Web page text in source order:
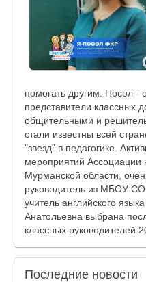
помогать другим. Посол -
представители классных
общительными и
стали известны всей
"звезд" в педагогике.
мероприятий Ассоциации
Мурманской области,
руководитель из МБОУ
учитель английского
Анатольевна выбрана
классных руководителей
Последние новости